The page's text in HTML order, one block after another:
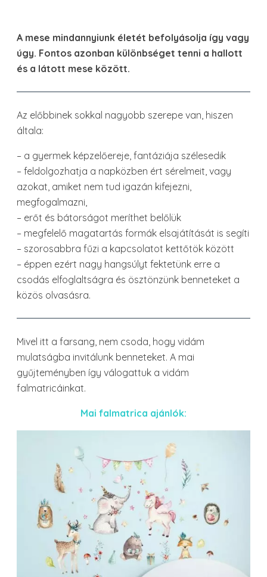
A mese mindannyiunk életét befolyásolja így vagy
úgy. Fontos azonban különbséget tenni a hallott
és a látott mese között.
Az előbbinek sokkal nagyobb szerepe van, hiszen
általa:
– a gyermek képzelőereje, fantáziája szélesedik
– feldolgozhatja a napközben ért sérelmeit, vagy
azokat, amiket nem tud igazán kifejezni,
megfogalmazni,
– erőt és bátorságot meríthet belőlük
– megfelelő magatartás formák elsajátítását is segíti
– szorosabbra fűzi a kapcsolatot kettőtök között
– éppen ezért nagy hangsúlyt fektetünk erre a
csodás elfoglaltságra és ösztönzünk benneteket a
közös olvasásra.
Mivel itt a farsang, nem csoda, hogy vidám
mulatságba invitálunk benneteket. A mai
gyűjteményben így válogattuk a vidám
falmatricáinkat.
Mai falmatrica ajánlók: